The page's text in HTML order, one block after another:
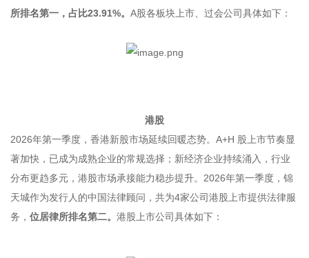
所排名第一，占比23.91%。 A股各板块上市、过会公司具体如下：
港股
2026年第一季度，香港新股市场延续回暖态势。A+H 股上市节奏显
著加快，已成为成熟企业的常规选择；新经济企业持续涌入，行业
分布更趋多元，港股市场承接能力稳步提升。2026年第一季度，锦
天城作为发行人的中国法律顾问，共为4家公司港股上市提供法律服
务， 位居律所排名第二。 港股上市公司具体如下：